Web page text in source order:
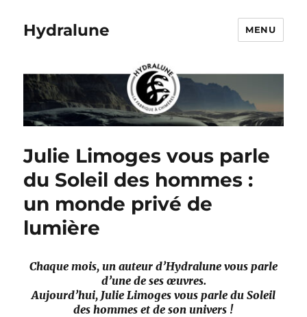
Hydralune MENU
Julie Limoges vous parle
du Soleil des hommes :
un monde privé de
lumière
Chaque mois, un auteur d’Hydralune vous parle
d’une de ses œuvres.
Aujourd’hui, Julie Limoges vous parle du Soleil
des hommes et de son univers !